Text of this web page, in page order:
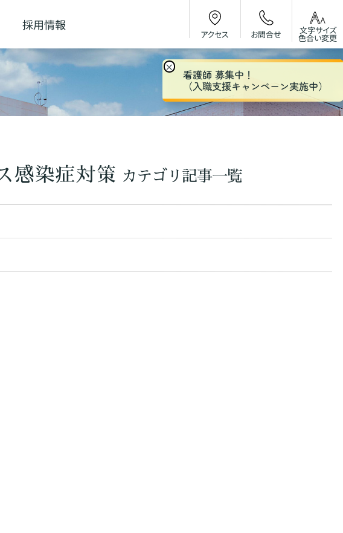
採用情報
アクセス お問合せ 文字サイズ
色合い変更
感染症対策 カテゴリ記事一覧
×
看護師 募集中！
（入職支援キャンペーン実施中）